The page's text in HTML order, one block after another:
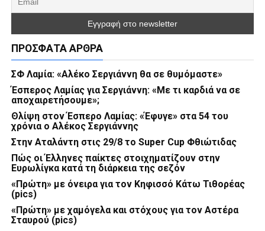
ΠΡΌΣΦΑΤΑ ΆΡΘΡΑ
ΣΦ Λαμία: «Αλέκο Σεργιάννη θα σε θυμόμαστε»
Έσπερος Λαμίας για Σεργιάννη: «Με τι καρδιά να σε
αποχαιρετήσουμε»;
Θλίψη στον Έσπερο Λαμίας: «Έφυγε» στα 54 του
χρόνια ο Αλέκος Σεργιάννης
Στην Αταλάντη στις 29/8 το Super Cup Φθιώτιδας
Πώς οι Έλληνες παίκτες στοιχηματίζουν στην
Ευρωλίγκα κατά τη διάρκεια της σεζόν
«Πρώτη» με όνειρα για τον Κηφισσό Κάτω Τιθορέας
(pics)
«Πρώτη» με χαμόγελα και στόχους για τον Αστέρα
Σταυρού (pics)